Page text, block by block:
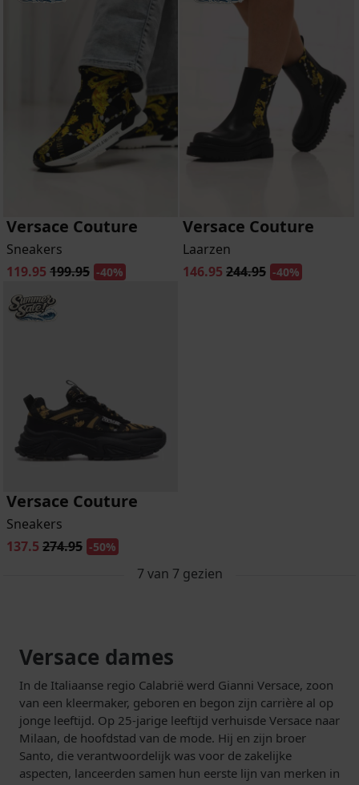
Versace Couture
Sneakers
119.95 199.95 -40%
Versace Couture
Laarzen
146.95 244.95 -40%
Versace Couture
Sneakers
137.5 274.95 -50%
7 van 7 gezien
Versace dames
In de Italiaanse regio Calabrië werd Gianni Versace, zoon
van een kleermaker, geboren en begon zijn carrière al op
jonge leeftijd. Op 25-jarige leeftijd verhuisde Versace naar
Milaan, de hoofdstad van de mode. Hij en zijn broer
Santo, die verantwoordelijk was voor de zakelijke
aspecten, lanceerden samen hun eerste lijn van merken in